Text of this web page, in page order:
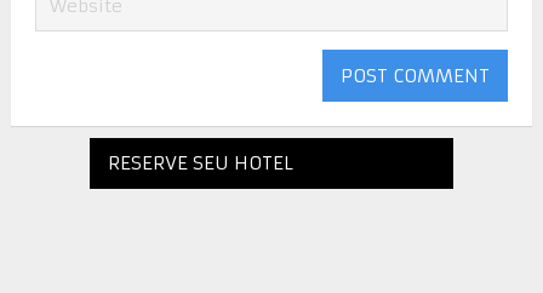
RESERVE SEU HOTEL